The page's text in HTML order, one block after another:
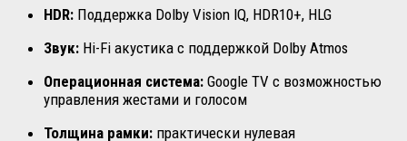
HDR: Поддержка Dolby Vision IQ, HDR10+, HLG
Звук: Hi-Fi акустика с поддержкой Dolby Atmos
Операционная система: Google TV с возможностью
управления жестами и голосом
Толщина рамки: практически нулевая